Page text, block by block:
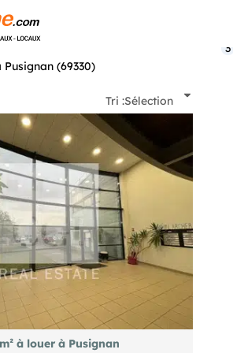
(69330)
3
Tri :Sélection
à louer à Pusignan